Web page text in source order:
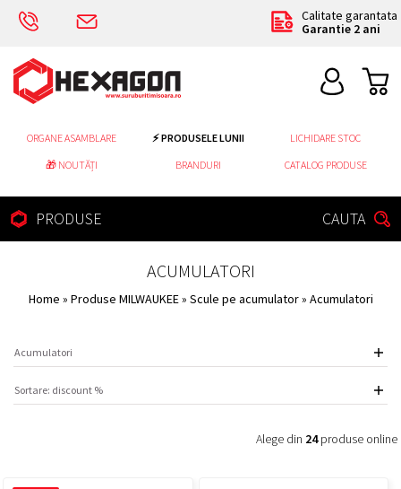
Calitate garantata
Garantie 2 ani
ORGANE ASAMBLARE ⚡ PRODUSELE LUNII
LICHIDARE STOC
🎁 NOUTĂȚI
BRANDURI CATALOG PRODUSE
PRODUSE CAUTA
ACUMULATORI
Home » Produse MILWAUKEE» Scule pe acumulator» Acumulatori
Alege din 24produse online